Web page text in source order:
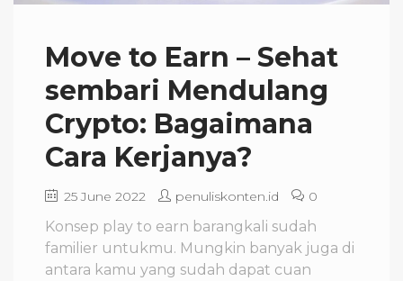
Move to Earn – Sehat
sembari Mendulang
Crypto: Bagaimana
Cara Kerjanya?
25 June 2022 penuliskonten.id 0
Konsep play to earn barangkali sudah
familier untukmu. Mungkin banyak juga di
antara kamu yang sudah dapat cuan